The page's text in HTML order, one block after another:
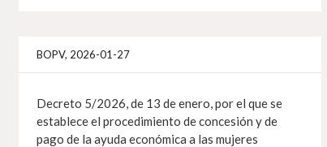
Info gehiagoBOPV, 2026-01-27
Decreto 5/2026, de 13 de enero, por el que se
establece el procedimiento de concesión y de
pago de la ayuda económica a las mujeres